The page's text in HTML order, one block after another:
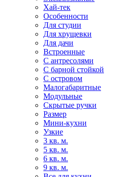
Хай-тек
Особенности
Для студии
Для хрущевки
Для дачи
Встроенные
С антресолями
С барной стойкой
С островом
Малогабаритные
Модульные
Скрытые ручки
Размер
Мини-кухни
Узкие
3 кв. м.
5 кв. м.
6 кв. м.
9 кв. м.